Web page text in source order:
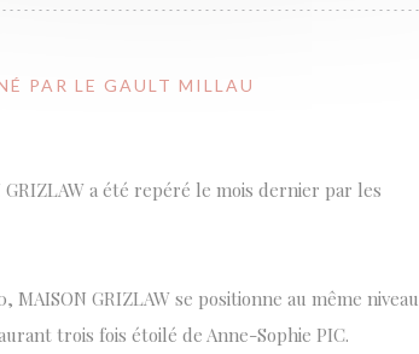
PAR LE GAULT MILLAU
a été repéré le mois dernier par les
GRIZLAW se positionne au même niveau
trois fois étoilé de Anne-Sophie PIC.